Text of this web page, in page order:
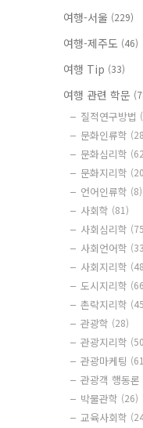
여행-서울 (229)
여행-제주도 (46)
여행 Tip (33)
여행 관련 학문
질적연구방법
문화인류학
문화심리학
문화지리학
언어인류학 (8)
사회학 (81)
사회심리학
사회언어학
사회지리학
도시지리학
촌락지리학
관광학 (28)
관광지리학
관광마케팅
관광객 행동론
박물관학 (26)
교육사회학